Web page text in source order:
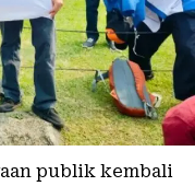
publik kembali